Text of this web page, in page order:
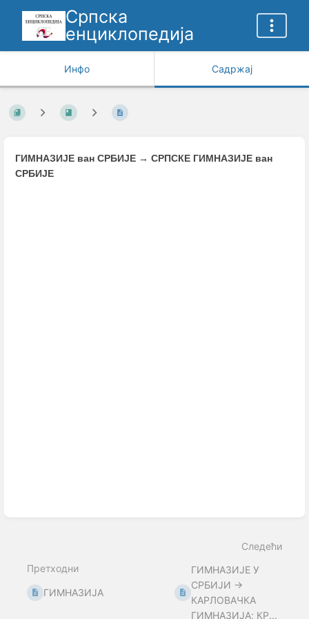
Српска
енциклопедија
Инфо Садржај
ГИМНАЗИЈЕ ван СРБИЈЕ → СРПСКЕ ГИМНАЗИЈЕ ван
СРБИЈЕ
Претходни
ГИМНАЗИЈА
Следећи
ГИМНАЗИЈЕ У
СРБИЈИ →
КАРЛОВАЧКА
ГИМНАЗИЈА; КР...